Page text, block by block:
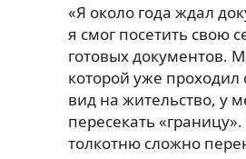
«Я около года ждал
я смог посетить свою
готовых документов.
которой уже
вид на жительство, у
пересекать
толкотню сложно